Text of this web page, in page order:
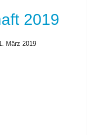
2019
März 2019